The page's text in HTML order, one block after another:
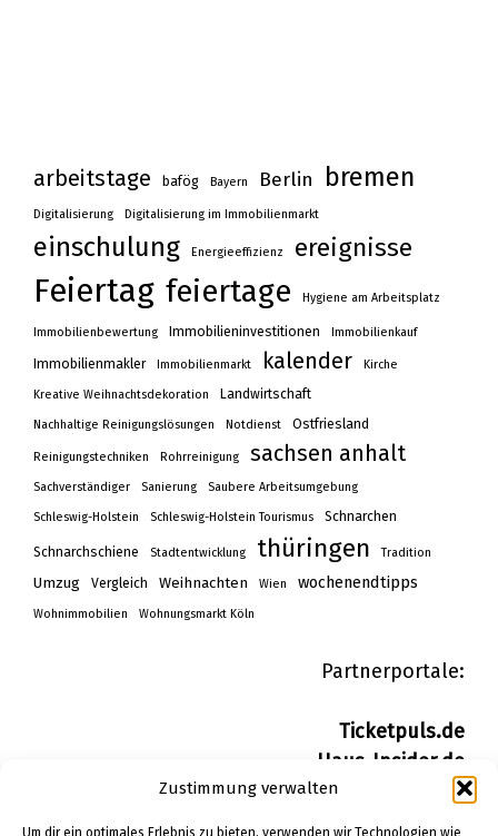
Zustimmung verwalten
Um dir ein optimales Erlebnis zu bieten, verwenden wir Technologien wie
arbeitstage bafög Bayern Berlin bremen
Digitalisierung Digitalisierung im Immobilienmarkt
einschulung Energieeffizienz ereignisse
Feiertag feiertage Hygiene am Arbeitsplatz
Immobilienbewertung Immobilieninvestitionen Immobilienkauf
Immobilienmakler Immobilienmarkt kalender Kirche
Kreative Weihnachtsdekoration Landwirtschaft
Nachhaltige Reinigungslösungen Notdienst Ostfriesland
Reinigungstechniken Rohrreinigung sachsen anhalt
Sachverständiger Sanierung Saubere Arbeitsumgebung
Schleswig-Holstein Schleswig-Holstein Tourismus Schnarchen
Schnarchschiene Stadtentwicklung thüringen Tradition
Umzug Vergleich Weihnachten Wien wochenendtipps
Wohnimmobilien Wohnungsmarkt Köln
Partnerportale:
Ticketpuls.de
Haus-Insider.de
Wohn-Insider.de
Bau-Insider.de